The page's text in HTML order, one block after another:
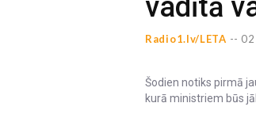
vadītā
Radio1.lv/LETA --
Šodien notiks pirmā
kurā ministriem būs